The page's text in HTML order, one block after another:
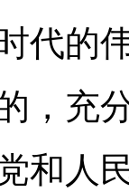
代的
，充
和人